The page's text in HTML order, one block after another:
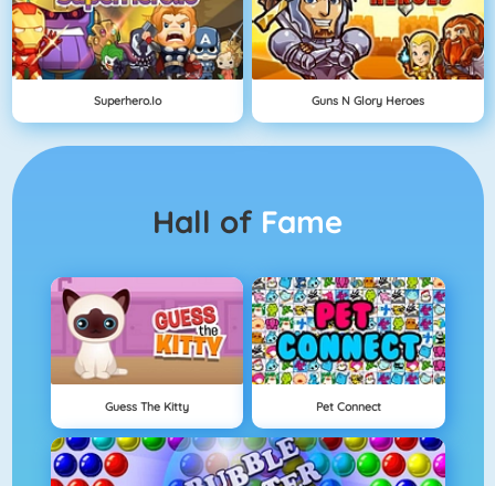
Superhero.io Guns N Glory Heroes
Hall of Fame
Guess The Kitty Pet Connect